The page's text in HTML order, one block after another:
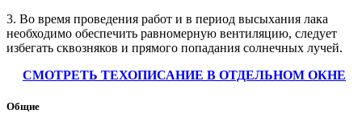
3. Во время проведения работ и в период высыхания лака
необходимо обеспечить равномерную вентиляцию, следует
избегать сквозняков и прямого попадания солнечных лучей.
СМОТРЕТЬ ТЕХОПИСАНИЕ В ОТДЕЛЬНОМ ОКНЕ
Общие